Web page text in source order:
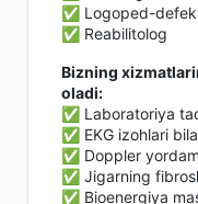
✅ Logoped-
✅ Reabilitolog
Bizning
oladi:
✅ Laboratoriya
✅ EKG izohlari
✅ Doppler
✅ Jigarning
✅ Bioenergiya